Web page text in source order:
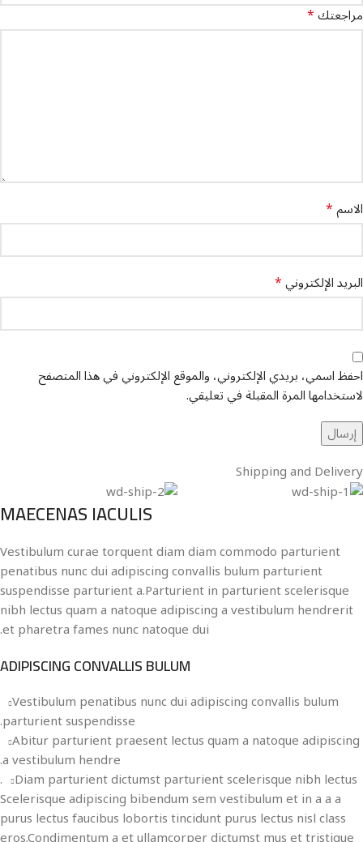
مراجعتك*
الاسم*
البريد الإلكتروني*
احفظ اسمي، بريدي الإلكتروني، والموقع الإلكتروني في هذا المتصفح
لاستخدامها المرة المقبلة في تعليقي.
Shipping and Delivery
MAECENAS IACULIS
Vestibulum curae torquent diam diam commodo parturient
penatibus nunc dui adipiscing convallis bulum parturient
suspendisse parturient a.Parturient in parturient scelerisque
nibh lectus quam a natoque adipiscing a vestibulum hendrerit
et pharetra fames nunc natoque dui.
ADIPISCING CONVALLIS BULUM
Vestibulum penatibus nunc dui adipiscing convallis bulum
parturient suspendisse.
Abitur parturient praesent lectus quam a natoque adipiscing
a vestibulum hendre.
Diam parturient dictumst parturient scelerisque nibh lectus.
Scelerisque adipiscing bibendum sem vestibulum et in a a a
purus lectus faucibus lobortis tincidunt purus lectus nisl class